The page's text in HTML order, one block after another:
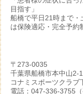
目指す」
船橋で平日21時まで
は保険適応・完全予約
〒273-0035
千葉県船橋市本中山
コナミスポーツクラ
電話：047-336-3755（